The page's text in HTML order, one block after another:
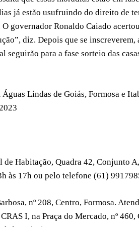
já estão usufruindo do direito de
governador Ronaldo Caiado
diz. Depois que se
seguirão para a fase sorteio das
Lindas de Goiás, Formosa e
Habitação, Quadra 42, Conjunto
às 17h ou pelo telefone (61)
nº 208, Centro, Formosa.
I, na Praça do Mercado, nº